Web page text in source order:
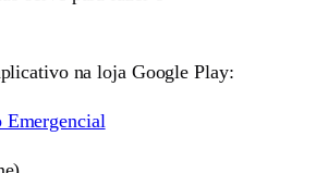
na loja Google Play: